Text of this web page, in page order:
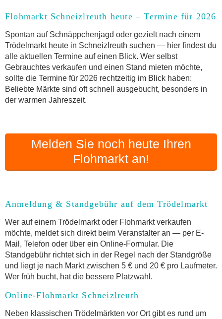
2026
Online-Flohmarkt Schneizlreuth
Welche Trödelmarkt-Typen gibt es?
Aktuelle Flohmarkt-Termine für Schneizlreuth und
Umgebung
Kleinanzeigen Schneizlreuth als Alternative zum
Trödelmarkt
FAQ: Flohmarkt Schneizlreuth
Flohmarkt-Termin melden
Flohmarkt Schneizlreuth heute – Termine für 2026
Spontan auf Schnäppchenjagd oder gezielt nach einem
Trödelmarkt heute in Schneizlreuth suchen — hier findest du
alle aktuellen Termine auf einen Blick. Wer selbst
Gebrauchtes verkaufen und einen Stand mieten möchte,
sollte die Termine für 2026 rechtzeitig im Blick haben:
Beliebte Märkte sind oft schnell ausgebucht, besonders in
der warmen Jahreszeit.
Melden Sie noch heute Ihren
Flohmarkt an!
Anmeldung & Standgebühr auf dem Trödelmarkt
Wer auf einem Trödelmarkt oder Flohmarkt verkaufen
möchte, meldet sich direkt beim Veranstalter an — per E-
Mail, Telefon oder über ein Online-Formular. Die
Standgebühr richtet sich in der Regel nach der Standgröße
und liegt je nach Markt zwischen 5 € und 20 € pro Laufmeter.
Wer früh bucht, hat die bessere Platzwahl.
Online-Flohmarkt Schneizlreuth
Neben klassischen Trödelmärkten vor Ort gibt es rund um